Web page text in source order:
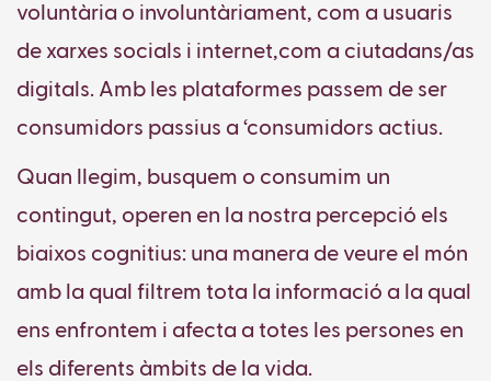
voluntària o involuntàriament, com a usuaris
de xarxes socials i internet,com a ciutadans/as
digitals. Amb les plataformes passem de ser
consumidors passius a ‘consumidors actius.
Quan llegim, busquem o consumim un
contingut, operen en la nostra percepció els
biaixos cognitius: una manera de veure el món
amb la qual filtrem tota la informació a la qual
ens enfrontem i afecta a totes les persones en
els diferents àmbits de la vida.